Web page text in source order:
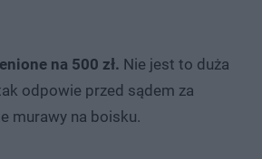
na 500 zł. Nie jest to duża
odpowie przed sądem za
murawy na boisku.